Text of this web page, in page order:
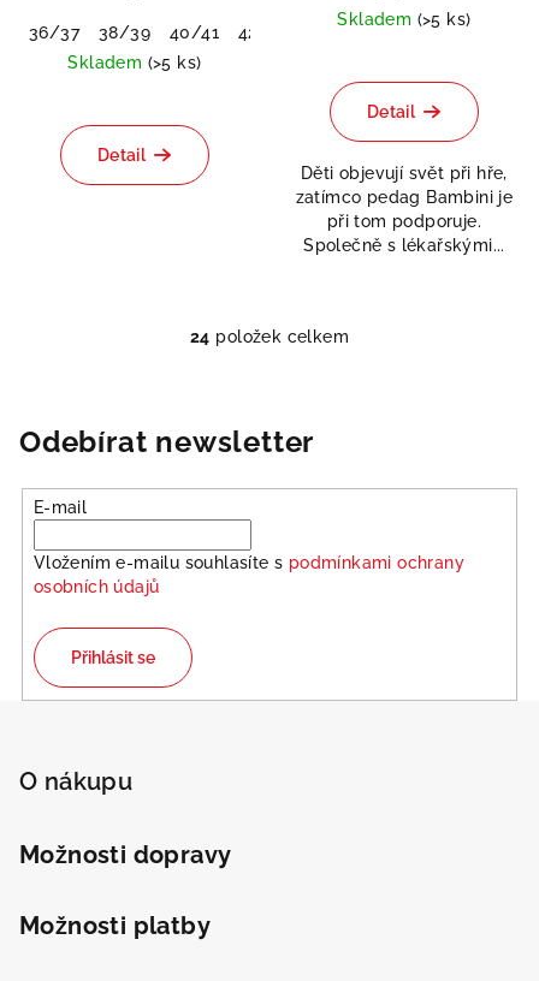
36/37 38/39 40/41 42/43
46/48
Skladem (>5 ks)
Detail
Skladem (>5 ks)
Detail
Děti objevují svět při hře,
zatímco pedag Bambini je
při tom podporuje.
Společně s lékařskými...
O
á
d
a
p
v
24 položek celkem
Odebírat newsletter
E-mail
Vložením e-mailu souhlasíte s podmínkami ochrany
osobních údajů
Přihlásit se
O nákupu
Možnosti dopravy
Možnosti platby